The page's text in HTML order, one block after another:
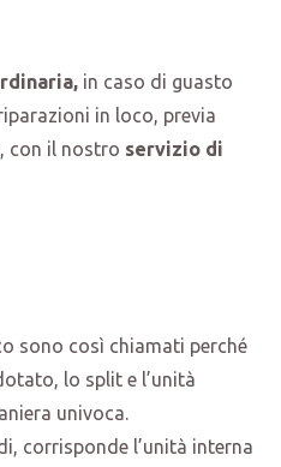
in caso di guasto
in loco, previa
con il nostro servizio di
sono così chiamati perché
lo split e l’unità
univoca.
corrisponde l’unità interna